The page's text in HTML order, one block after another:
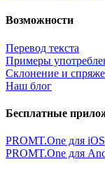
Возможности
Перевод текста
Примеры
Склонение и
Наш блог
Бесплатные
PROMT.One для iOS
PROMT.One для